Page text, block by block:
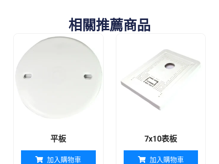
相關推薦商品
平板
加入購物車
7x10表板
加入購物車